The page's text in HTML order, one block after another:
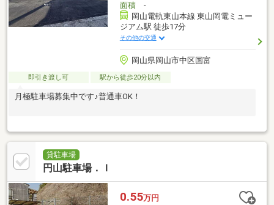
面積-
岡山電軌東山本線 東山岡電ミュー
ジアム駅 徒歩17分
その他の交通
岡山県岡山市中区国富
即引き渡し可 駅から徒歩20分以内
月極駐車場募集中です♪普通車OK！
貸駐車場
円山駐車場．Ｉ
0.55万円